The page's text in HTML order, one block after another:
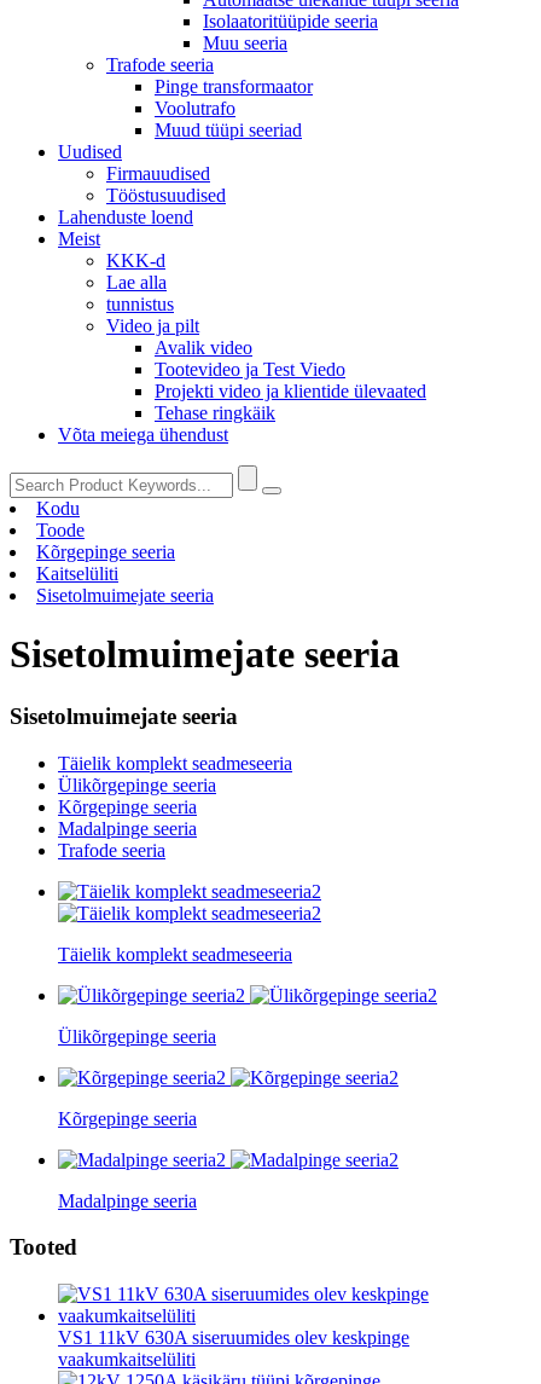
Isolaatoritüüpide seeria
Muu seeria
Trafode seeria
Pinge transformaator
Voolutrafo
Muud tüüpi seeriad
Uudised
Firmauudised
Tööstusuudised
Lahenduste loend
Meist
KKK-d
Lae alla
tunnistus
Video ja pilt
Avalik video
Tootevideo ja Test Viedo
Projekti video ja klientide ülevaated
Tehase ringkäik
Võta meiega ühendust
Kodu
Toode
Kõrgepinge seeria
Kaitselüliti
Sisetolmuimejate seeria
Sisetolmuimejate seeria
Sisetolmuimejate seeria
Täielik komplekt seadmeseeria
Ülikõrgepinge seeria
Kõrgepinge seeria
Madalpinge seeria
Trafode seeria
Täielik komplekt seadmeseeria
Ülikõrgepinge seeria
Kõrgepinge seeria
Madalpinge seeria
Tooted
VS1 11kV 630A siseruumides olev keskpinge
vaakumkaitselüliti